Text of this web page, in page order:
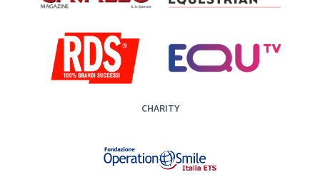
CHARITY